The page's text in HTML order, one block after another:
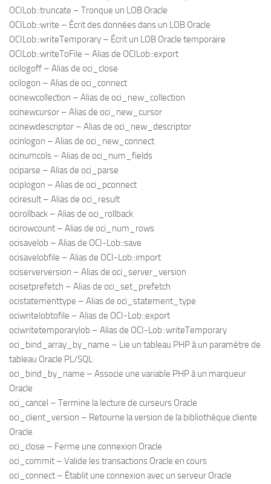
OCILob::truncate – Tronque un LOB Oracle
OCILob::write – Écrit des données dans un LOB Oracle
OCILob::writeTemporary – Écrit un LOB Oracle temporaire
OCILob::writeToFile – Alias de OCILob::export
ocilogoff – Alias de oci_close
ocilogon – Alias de oci_connect
ocinewcollection – Alias de oci_new_collection
ocinewcursor – Alias de oci_new_cursor
ocinewdescriptor – Alias de oci_new_descriptor
ocinlogon – Alias de oci_new_connect
ocinumcols – Alias de oci_num_fields
ociparse – Alias de oci_parse
ociplogon – Alias de oci_pconnect
ociresult – Alias de oci_result
ocirollback – Alias de oci_rollback
ocirowcount – Alias de oci_num_rows
ocisavelob – Alias de OCI-Lob::save
ocisavelobfile – Alias de OCI-Lob::import
ociserverversion – Alias de oci_server_version
ocisetprefetch – Alias de oci_set_prefetch
ocistatementtype – Alias de oci_statement_type
ociwritelobtofile – Alias de OCI-Lob::export
ociwritetemporarylob – Alias de OCI-Lob::writeTemporary
oci_bind_array_by_name – Lie un tableau PHP à un paramètre de
tableau Oracle PL/SQL
oci_bind_by_name – Associe une variable PHP à un marqueur
Oracle
oci_cancel – Termine la lecture de curseurs Oracle
oci_client_version – Retourne la version de la bibliothèque cliente
Oracle
oci_close – Ferme une connexion Oracle
oci_commit – Valide les transactions Oracle en cours
oci_connect – Établit une connexion avec un serveur Oracle